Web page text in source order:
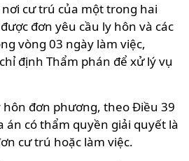
cư trú của một trong hai
đơn yêu cầu ly hôn và các
vòng 03 ngày làm việc,
định Thẩm phán để xử lý vụ
đơn phương, theo Điều 39
án có thẩm quyền giải quyết là
cư trú hoặc làm việc.